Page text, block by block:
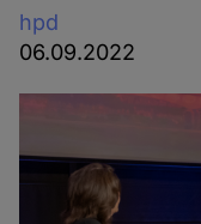
hpd
06.09.2022